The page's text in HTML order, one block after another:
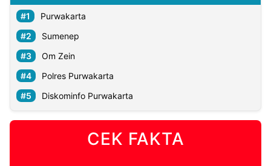
Purwakarta
Sumenep
Om Zein
Polres Purwakarta
Diskominfo Purwakarta
CEK FAKTA